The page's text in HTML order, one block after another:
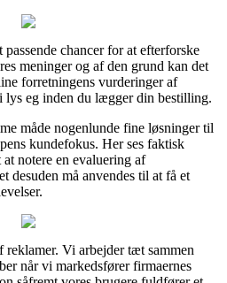
chancer for at efterforske
meninger og af den grund kan det
forretningens vurderinger af
eg inden du lægger din bestilling.
måde nogenlunde fine løsninger til
kundefokus. Her ses faktisk
notere en evaluering af
desuden må anvendes til at få et
reklamer. Vi arbejder tæt sammen
når vi markedsfører firmaernes